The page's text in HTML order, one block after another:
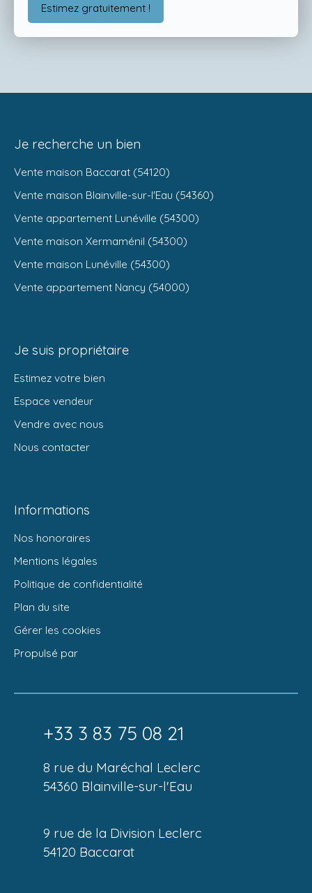
Estimez gratuitement !
Je recherche un bien
Vente maison Baccarat (54120)
Vente maison Blainville-sur-l'Eau (54360)
Vente appartement Lunéville (54300)
Vente maison Xermaménil (54300)
Vente maison Lunéville (54300)
Vente appartement Nancy (54000)
Je suis propriétaire
Estimez votre bien
Espace vendeur
Vendre avec nous
Nous contacter
Informations
Nos honoraires
Mentions légales
Politique de confidentialité
Plan du site
Gérer les cookies
Propulsé par
+33 3 83 75 08 21
8 rue du Maréchal Leclerc
54360 Blainville-sur-l'Eau
9 rue de la Division Leclerc
54120 Baccarat